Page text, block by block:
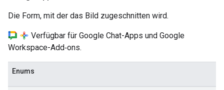
Die Form, mit der das Bild zugeschnitten wird.
Verfügbar für Google Chat-Apps und Google
Workspace-Add‑ons.
Enums